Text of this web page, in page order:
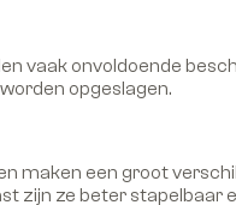
vaak onvoldoende
opgeslagen.
maken een groot
zijn ze beter stapelbaar